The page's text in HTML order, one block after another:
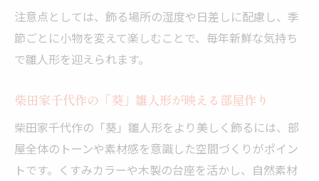
注意点としては、飾る場所の湿度や日差しに配慮し、季
節ごとに小物を変えて楽しむことで、毎年新鮮な気持ち
で雛人形を迎えられます。
柴田家千代作の「葵」雛人形が映える部屋作り
柴田家千代作の「葵」雛人形をより美しく飾るには、部
屋全体のトーンや素材感を意識した空間づくりがポイン
トです。くすみカラーや木製の台座を活かし、自然素材